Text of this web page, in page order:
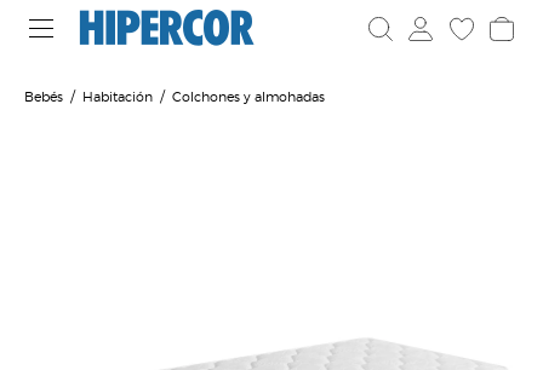
Bebés Habitación Colchones y almohadas